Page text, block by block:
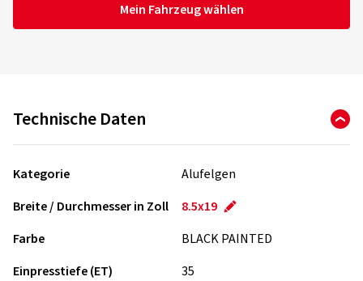
Mein Fahrzeug wählen
Technische Daten
Kategorie
Alufelgen
Breite / Durchmesser in Zoll
8.5x19
Farbe
BLACK PAINTED
Einpresstiefe (ET)
35